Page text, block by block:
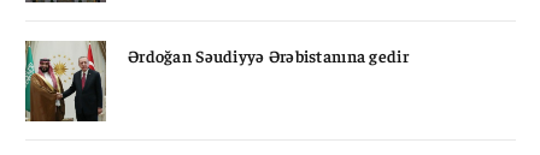
Ərdoğan Səudiyyə Ərəbistanına gedir